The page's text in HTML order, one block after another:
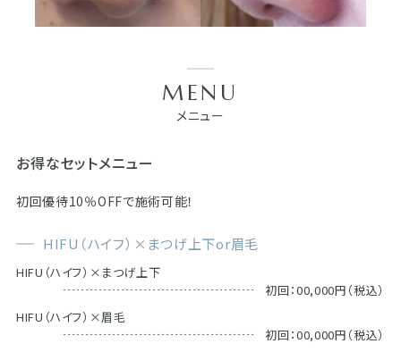
MENU
メニュー
お得なセットメニュー
初回優待10％OFFで施術可能！
HIFU（ハイフ）×まつげ上下or眉毛
HIFU（ハイフ）×まつげ上下
初回：00,000円（税込）
HIFU（ハイフ）×眉毛
初回：00,000円（税込）